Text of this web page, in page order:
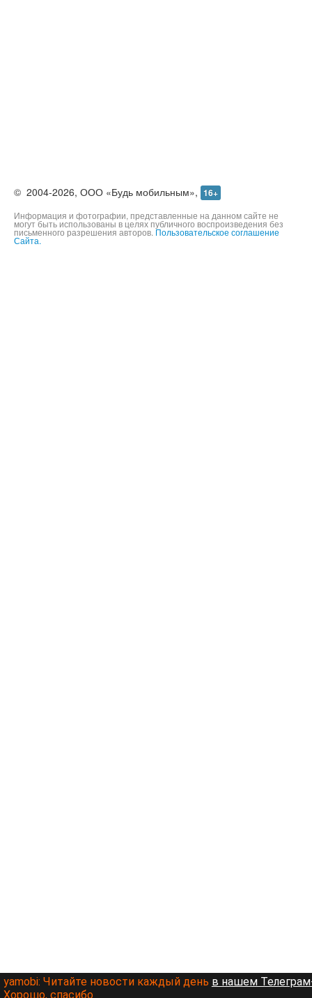
©2004-2026,ООО «Будь мобильным», 16+
Информация и фотографии, представленные на данном сайте не
могут быть использованы в целях публичного воспроизведения без
yamobi: Читайте новости каждый день в нашем
Хорошо, спасибо